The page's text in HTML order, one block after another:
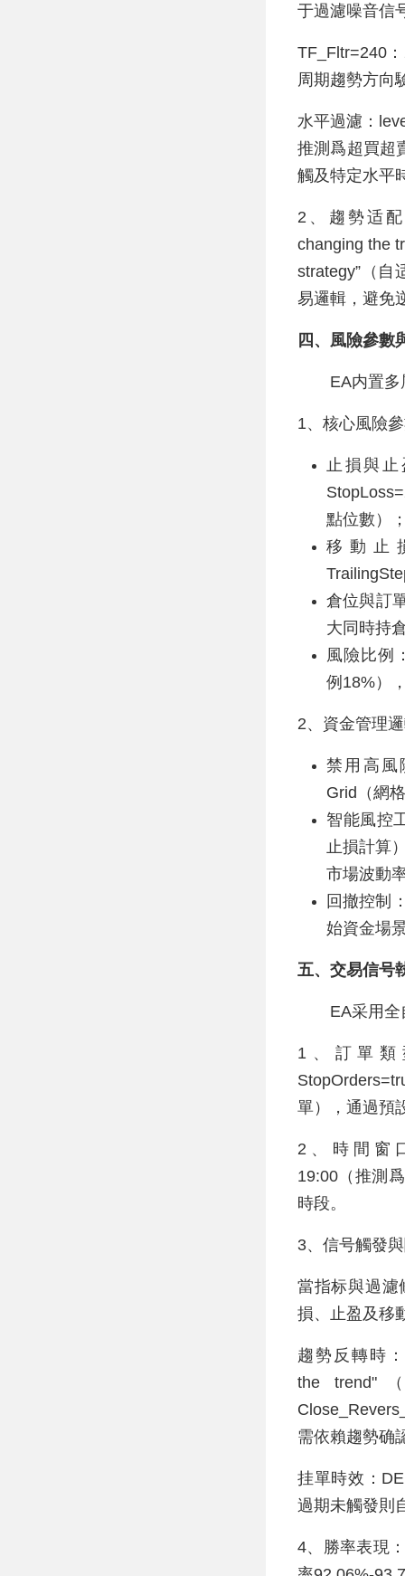
于過濾噪音信
TF_Fltr=240
周期趨勢方向
水平過濾：
推測爲超買超
觸及特定水平
2、趨勢适配
changing the
strategy”（自
易邏輯，避免
四、風險參數
EA内置多層
1、核心風險
止損與止
點位數）
移動止
倉位與訂
大同時持
風險比例
例18%）
2、資金管理
禁用高風
Grid（網
智能風控
止損計算
市場波動
回撤控制
始資金場
五、交易信号
EA采用全自
1、訂單類
單），通過預
2、時間窗
19:00（推測
時段。
3、信号觸發
當指标與過濾
損、止盈及移
趨勢反轉時
the
需依賴趨勢确
挂單時效：
過期未觸發則
4、勝率表現